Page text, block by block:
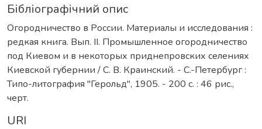
Бібліографічний опис
Огородничество в России. Материалы и исследования :
редкая книга. Вып. II. Промышленное огородничество
под Киевом и в некоторых приднепровских селениях
Киевской губернии / С. В. Краинский. - С.-Петербург :
Типо-литография "Герольд", 1905. - 200 с. : 46 рис.,
черт.
URI